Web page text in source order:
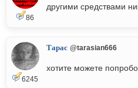
86
другими средствами
6245
Тарас @tarasian666
хотите можете